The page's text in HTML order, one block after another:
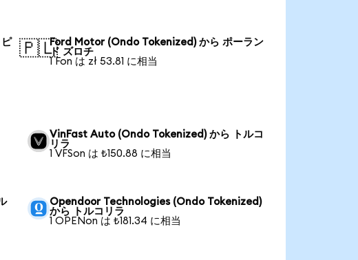
🇵🇱Ford Motor (Ondo Tokenized) から ポーラン
ド ズロチ
1 Fon は zł 53.81 に相当
VinFast Auto (Ondo Tokenized) から トルコ
リラ
1 VFSon は ₺150.88 に相当
Opendoor Technologies (Ondo Tokenized)
から トルコリラ
1 OPENon は ₺181.34 に相当